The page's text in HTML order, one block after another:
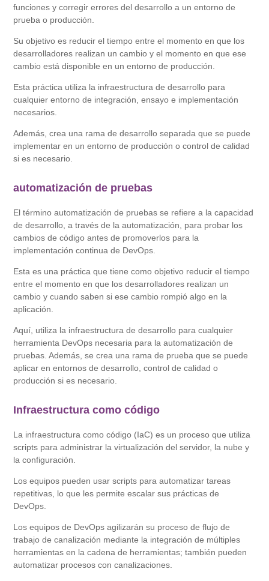
funciones y corregir errores del desarrollo a un entorno de
prueba o producción.
Su objetivo es reducir el tiempo entre el momento en que los
desarrolladores realizan un cambio y el momento en que ese
cambio está disponible en un entorno de producción.
Esta práctica utiliza la infraestructura de desarrollo para
cualquier entorno de integración, ensayo e implementación
necesarios.
Además, crea una rama de desarrollo separada que se puede
implementar en un entorno de producción o control de calidad
si es necesario.
automatización de pruebas
El término automatización de pruebas se refiere a la capacidad
de desarrollo, a través de la automatización, para probar los
cambios de código antes de promoverlos para la
implementación continua de DevOps.
Esta es una práctica que tiene como objetivo reducir el tiempo
entre el momento en que los desarrolladores realizan un
cambio y cuando saben si ese cambio rompió algo en la
aplicación.
Aquí, utiliza la infraestructura de desarrollo para cualquier
herramienta DevOps necesaria para la automatización de
pruebas. Además, se crea una rama de prueba que se puede
aplicar en entornos de desarrollo, control de calidad o
producción si es necesario.
Infraestructura como código
La infraestructura como código (IaC) es un proceso que utiliza
scripts para administrar la virtualización del servidor, la nube y
la configuración.
Los equipos pueden usar scripts para automatizar tareas
repetitivas, lo que les permite escalar sus prácticas de
DevOps.
Los equipos de DevOps agilizarán su proceso de flujo de
trabajo de canalización mediante la integración de múltiples
herramientas en la cadena de herramientas; también pueden
automatizar procesos con canalizaciones.